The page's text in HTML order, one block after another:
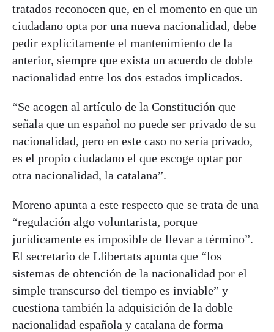
tratados reconocen que, en el momento en que un
ciudadano opta por una nueva nacionalidad, debe
pedir explícitamente el mantenimiento de la
anterior, siempre que exista un acuerdo de doble
nacionalidad entre los dos estados implicados.
“Se acogen al artículo de la Constitución que
señala que un español no puede ser privado de su
nacionalidad, pero en este caso no sería privado,
es el propio ciudadano el que escoge optar por
otra nacionalidad, la catalana”.
Moreno apunta a este respecto que se trata de una
“regulación algo voluntarista, porque
jurídicamente es imposible de llevar a término”.
El secretario de Llibertats apunta que “los
sistemas de obtención de la nacionalidad por el
simple transcurso del tiempo es inviable” y
cuestiona también la adquisición de la doble
nacionalidad española y catalana de forma